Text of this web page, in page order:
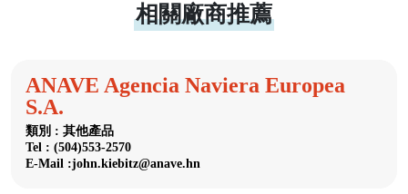
相關廠商推薦
ANAVE Agencia Naviera Europea
S.A.
類別 : 其他產品
Tel : (504)553-2570
E-Mail :john.kiebitz@anave.hn